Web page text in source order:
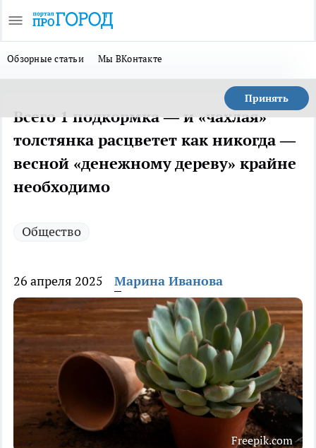
Обзорные статьи Мы ВКонтакте
Принять
Всего 1 подкормка — и «чахлая»
толстянка расцветет как никогда —
весной «денежному дереву» крайне
необходимо
Общество
26 апреля 2025 Марина Иванова
Freepik.com